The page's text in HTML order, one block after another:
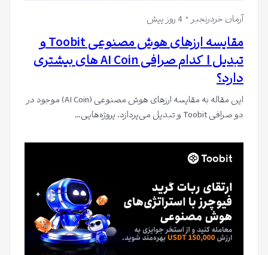
آرمان خردرنجبر 4 روز پیش
مقایسه ارزهای هوش مصنوعی Toobit و
تبدیل | کدام صرافی AI Coin های بیشتری
دارد؟
این مقاله به مقایسه ارزهای هوش مصنوعی (AI Coin) موجود در
دو صرافی Toobit و تبدیل می‌پردازد. پروژه‌هایی…